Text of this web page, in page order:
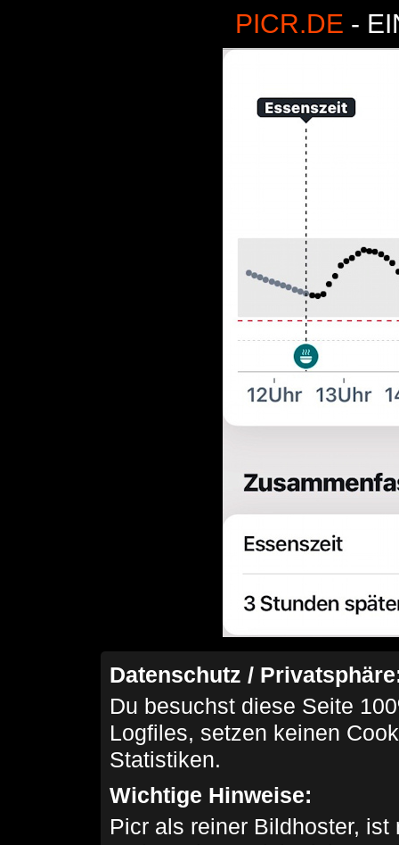
PICR.DE -
Datenschutz /
Du besuchst diese Seite
Logfiles, setzen keinen
Statistiken.
Wichtige Hinweise:
Picr als reiner Bildhoster,